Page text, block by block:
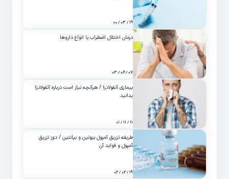
۱۹ / ۰۳ / ۰۰
درمان اختلال اضطراب با انواع داروها
۰۷ / ۰۶ / ۰۳
بیماری آنفولانزا / هرآنچه نیاز است درباره آنفولانزا
بدانید
۱۱ / ۱۱ / ۰۱
طریقه تزریق آمپول بیوتین و بپانتین / دوز تزریق
آمپول و فواید آن
۱۹ / ۰۲ / ۰۲